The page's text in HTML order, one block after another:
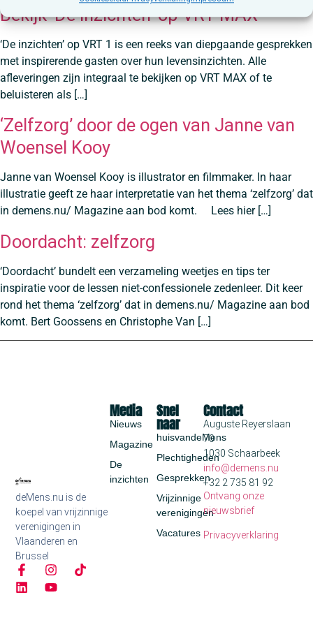
Bekijk ‘De inzichten’ op VRT MAX
‘De inzichten’ op VRT 1 is een reeks van diepgaande gesprekken
met inspirerende gasten over hun levensinzichten. Alle
afleveringen zijn integraal te bekijken op VRT MAX of te
beluisteren als […]
‘Zelfzorg’ door de ogen van Janne van
Woensel Kooy
Janne van Woensel Kooy is illustrator en filmmaker. In haar
illustratie geeft ze haar interpretatie van het thema ‘zelfzorg’ dat
in demens.nu/ Magazine aan bod komt. Lees hier […]
Doordacht: zelfzorg
‘Doordacht’ bundelt een verzameling weetjes en tips ter
inspiratie voor de lessen niet-confessionele zedenleer. Dit keer
rond het thema ‘zelfzorg’ dat in demens.nu/ Magazine aan bod
komt. Bert Goossens en Christophe Van […]
deMens.nu is de
koepel van vrijzinnige
verenigingen in
Vlaanderen en
Brussel
Snel
naar
huisvandeMens
Plechtigheden
Gesprekken
Vrijzinnige
verenigingen
Vacatures
Media
Nieuws
Magazine
De
inzichten
Contact
Auguste Reyerslaan
70
1030 Schaarbeek
info@demens.nu
+32 2 735 81 92
Ontvang onze
nieuwsbrief
Privacyverklaring